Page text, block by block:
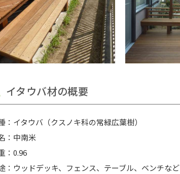
イタウバ材の概要
：イタウバ（クスノキ科の常緑広葉樹）
：中南米
：0.96
：ウッドデッキ、フェンス、テーブル、ベンチなど